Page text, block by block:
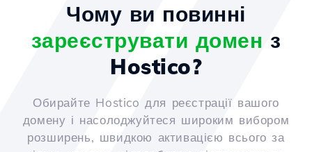
Чому ви повинні
зареєструвати домен з
Hostico?
Обирайте Hostico для реєстрації вашого
домену і насолоджуйтеся широким вибором
розширень, швидкою активацією всього за